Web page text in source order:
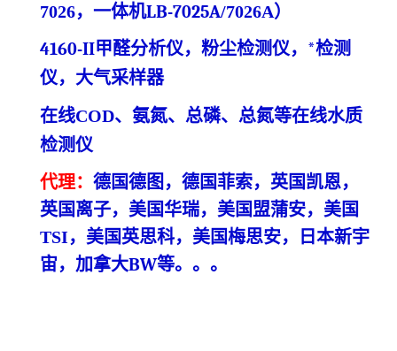
7026， 一体机LB-7025A/7026A）
4160-II甲醛分析仪，粉尘检测仪，*检测
仪，大气采样器
在线COD、氨氮、总磷、总氮等在线水质
检测仪
代理： 德国德图，德国菲索，英国凯恩，
英国离子，美国华瑞， 美国盟蒲安，美国
TSI， 美国英思科，美国梅思安，日本新宇
宙，加拿大BW等。。。